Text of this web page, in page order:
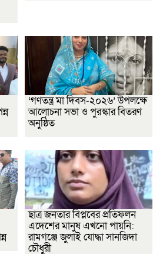
‘গণতন্ত্র মা দিবস-২০২৬’ উপলক্ষে
আলোচনা সভা ও পুরস্কার বিতরণ
অনুষ্ঠিত
ছাত্র জনতার বিপ্লবের প্রতিফলন
এদেশের মানুষ এখনো পায়নি:
রামগঞ্জে জুলাই যোদ্ধা সানজিদা
চৌধুরী